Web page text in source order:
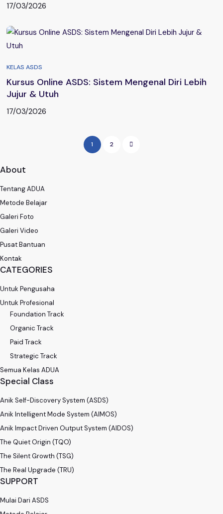
17/03/2026
KELAS ASDS
Kursus Online ASDS: Sistem Mengenal Diri Lebih
Jujur & Utuh
17/03/2026
1 2
About
Tentang ADUA
Metode Belajar
Galeri Foto
Galeri Video
Pusat Bantuan
Kontak
CATEGORIES
Untuk Pengusaha
Untuk Profesional
Foundation Track
Organic Track
Paid Track
Strategic Track
Semua Kelas ADUA
Special Class
Anik Self-Discovery System (ASDS)
Anik Intelligent Mode System (AIMOS)
Anik Impact Driven Output System (AIDOS)
The Quiet Origin (TQO)
The Silent Growth (TSG)
The Real Upgrade (TRU)
SUPPORT
Mulai Dari ASDS